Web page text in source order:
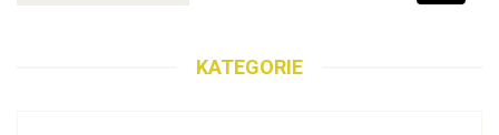
KATEGORIE